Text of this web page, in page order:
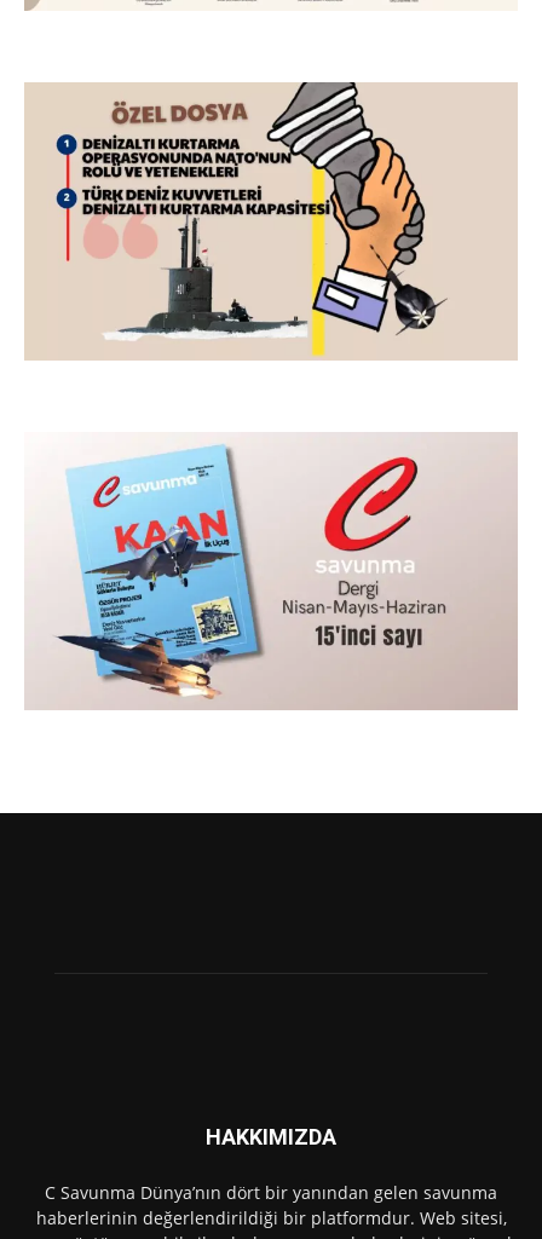
HAKKIMIZDA
C Savunma Dünya’nın dört bir yanından gelen savunma
haberlerinin değerlendirildiği bir platformdur. Web sitesi,